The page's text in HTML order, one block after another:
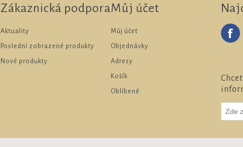
Zákaznická podpora
Aktuality
Poslední zobrazené produkty
Nové produkty
Můj účet
Můj účet
Objednávky
Adresy
Košík
Oblíbené